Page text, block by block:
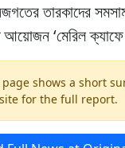
তারকাদের
আয়োজন ‘মেরিল
page shows a short
for the full report.